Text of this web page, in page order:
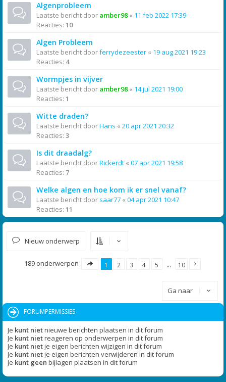
Algenprobleem
Laatste bericht door amber98« 11 feb 2022 17:39
Reacties: 10
Algen Probleem
Laatste bericht doorferrydezeester « 19 aug 2021 19:23
Reacties: 4
Wormpjes in vijver
Laatste bericht door amber98« 14 jul 2021 19:00
Reacties: 1
Witte draden?
Laatste bericht doorHans « 20 apr 2021 20:32
Reacties: 3
Is dit draadalg?
Laatste bericht doorRickerdt « 07 apr 2021 19:58
Reacties: 7
Welke algen en hoe kom ik er snel vanaf?
Laatste bericht door saar77 « 04 apr 2021 10:47
Reacties: 11
Nieuw onderwerp
189 onderwerpen 1 2 3 4 5 … 10
Ga naar
FORUMPERMISSIES
Je kunt nietnieuwe berichten plaatsen in dit forum
Je kunt nietreageren op onderwerpen in dit forum
Je kunt nietje eigen berichten wijzigen in dit forum
Je kunt nietje eigen berichten verwijderen in dit forum
Je kunt geen bijlagen plaatsen in dit forum